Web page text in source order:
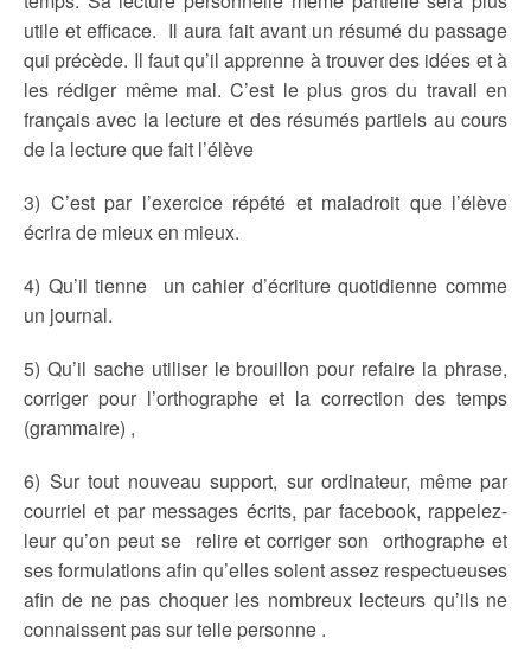
utile et efficace. Il aura fait avant un résumé du passage
qui précède. Il faut qu’il apprenne à trouver des idées et à
les rédiger même mal. C’est le plus gros du travail en
français avec la lecture et des résumés partiels au cours
de la lecture que fait l’élève
3) C’est par l’exercice répété et maladroit que l’élève
écrira de mieux en mieux.
4) Qu’il tienne un cahier d’écriture quotidienne comme
un journal.
5) Qu’il sache utiliser le brouillon pour refaire la phrase,
corriger pour l’orthographe et la correction des temps
(grammaire) ,
6) Sur tout nouveau support, sur ordinateur, même par
courriel et par messages écrits, par facebook, rappelez-
leur qu’on peut se relire et corriger son orthographe et
ses formulations afin qu’elles soient assez respectueuses
afin de ne pas choquer les nombreux lecteurs qu’ils ne
connaissent pas sur telle personne .